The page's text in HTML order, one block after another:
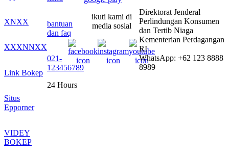
XNXX
XXXNNXX
Link Bokep
Situs
Epporner
VIDEY
BOKEP
bantuan
dan faq
021-
123456789
24 Hours
ikuti kami di
media sosial
Direktorat Jenderal
Perlindungan Konsumen
dan Tertib Niaga
Kementerian Perdagangan
RI
WhatsApp: +62 123 8888
8989